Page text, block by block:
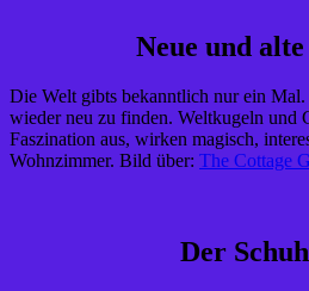
Neue und
Die Welt gibts bekanntlich nur ein
wieder neu zu finden. Weltkugeln und
Faszination aus, wirken magisch,
Wohnzimmer. Bild über: The Cottage
Der